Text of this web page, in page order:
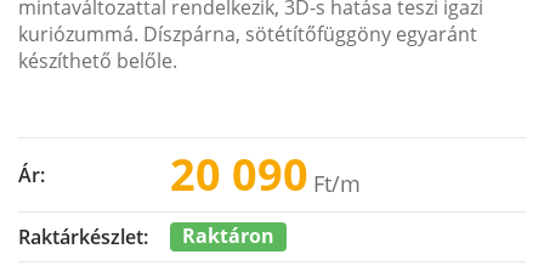
mintaváltozattal rendelkezik, 3D-s hatása teszi igazi
kuriózummá. Díszpárna, sötétítőfüggöny egyaránt
készíthető belőle.
Ár: 20 090 Ft/m
Raktárkészlet: Raktáron